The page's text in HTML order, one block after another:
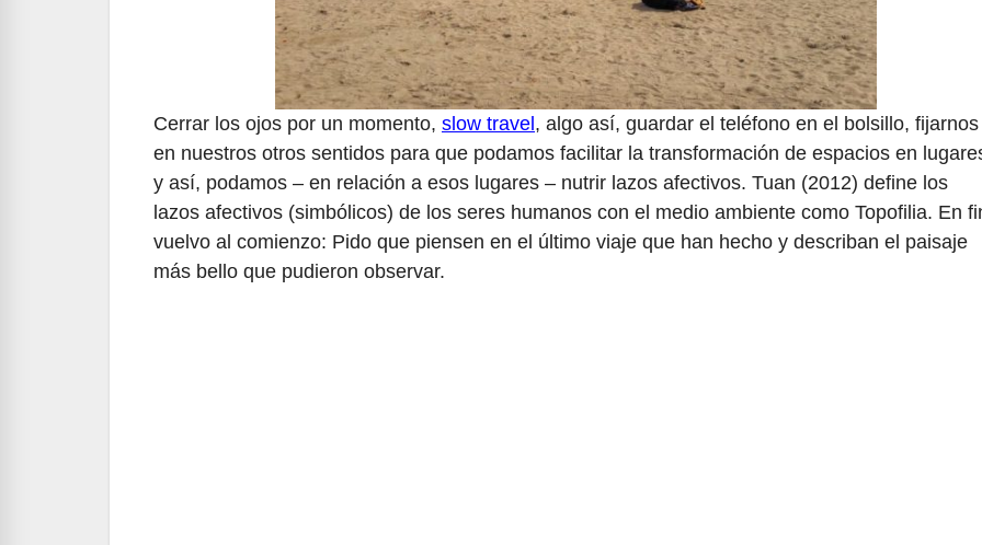
Cerrar los ojos por un momento, slow travel, algo así, guardar el teléfono en el bolsillo, fijarnos
en nuestros otros sentidos para que podamos facilitar la transformación de espacios en
y así, podamos – en relación a esos lugares – nutrir lazos afectivos. Tuan (2012) define los
lazos afectivos (simbólicos) de los seres humanos con el medio ambiente como Topofilia. En
vuelvo al comienzo: Pido que piensen en el último viaje que han hecho y describan el paisaje
más bello que pudieron observar.